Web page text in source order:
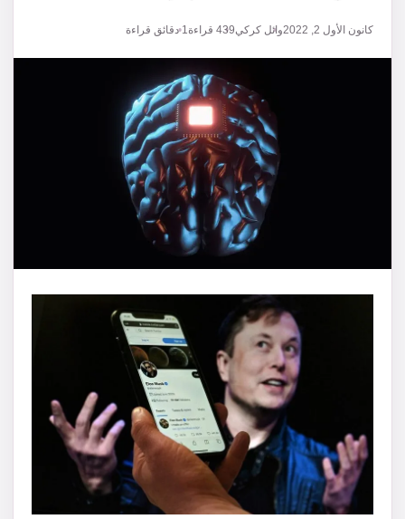
كانون الأول 2, 2022 وائل كركي439 قراءة1 دقائق قراءة